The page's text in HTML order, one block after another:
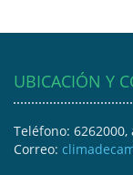
UBICACIÓN Y
Teléfono: 6262000,
Correo: